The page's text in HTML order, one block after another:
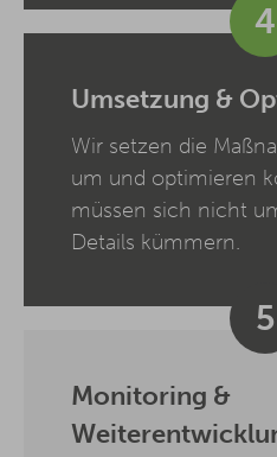
4
Umsetzung &
Wir setzen die
um und optimieren
müssen sich nicht
Details kümmern.
5
Monitoring &